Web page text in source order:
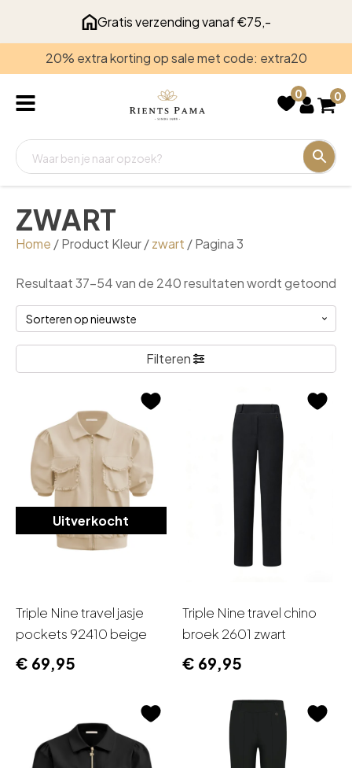
Gratis verzending vanaf €75,-
20% extra korting op sale met code: extra20
0 0
ZWART
Home / Product Kleur /zwart / Pagina 3
Resultaat 37–54 van de 240 resultaten wordt getoond
Filteren
Uitverkocht
Triple Nine travel jasje
pockets 92410 beige
€ 69,95
Triple Nine travel chino
broek 2601 zwart
€ 69,95
Recent